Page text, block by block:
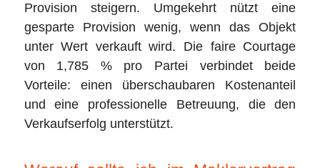
Provision steigern. Umgekehrt nützt eine
gesparte Provision wenig, wenn das Objekt
unter Wert verkauft wird. Die faire Courtage
von 1,785 % pro Partei verbindet beide
Vorteile: einen überschaubaren Kostenanteil
und eine professionelle Betreuung, die den
Verkaufserfolg unterstützt.